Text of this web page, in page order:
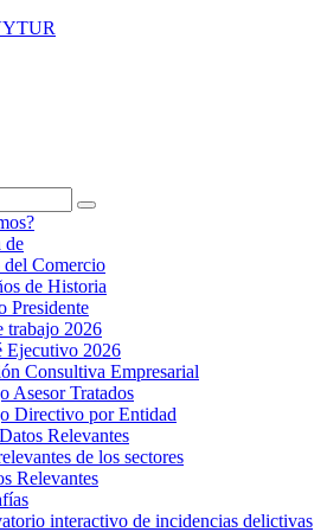
de
Comercio
de Historia
Presidente
trabajo 2026
Ejecutivo 2026
Consultiva Empresarial
Asesor Tratados
Directivo por Entidad
Relevantes
de los sectores
Relevantes
interactivo de incidencias delictivas